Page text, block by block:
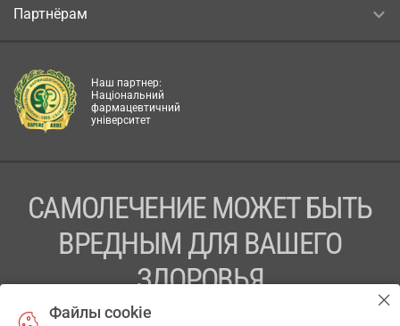
Партнёрам
Наш партнер:
Національний
фармацевтичний
університет
САМОЛЕЧЕНИЕ МОЖЕТ БЫТЬ
ВРЕДНЫМ ДЛЯ ВАШЕГО
ЗДОРОВЬЯ
ПЕРЕД ПРИМЕНЕНИЕМ ПРЕПАРАТА
Файлы cookie